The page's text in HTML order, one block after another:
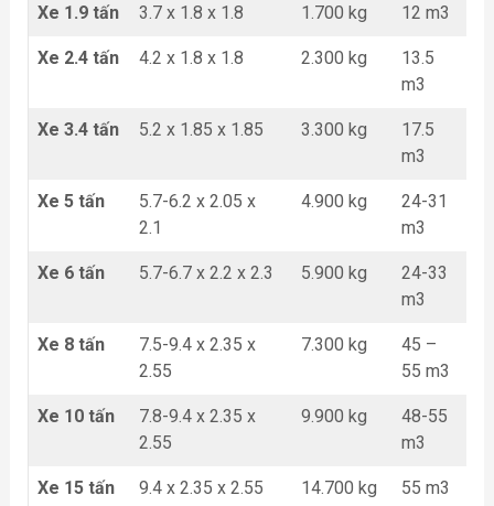
Xe 1.9 tấn 3.7 x 1.8 x 1.8 1.700 kg 12 m3
Xe 2.4 tấn 4.2 x 1.8 x 1.8 2.300 kg
13.5
m3
Xe 3.4 tấn 5.2 x 1.85 x 1.85 3.300 kg
17.5
m3
Xe 5 tấn
5.7-6.2 x 2.05 x
2.1
4.900 kg
24-31
m3
Xe 6 tấn 5.7-6.7 x 2.2 x 2.3 5.900 kg
24-33
m3
Xe 8 tấn
7.5-9.4 x 2.35 x
2.55
7.300 kg
45 –
55 m3
Xe 10 tấn
7.8-9.4 x 2.35 x
2.55
9.900 kg
48-55
m3
Xe 15 tấn 9.4 x 2.35 x 2.55 14.700 kg 55 m3